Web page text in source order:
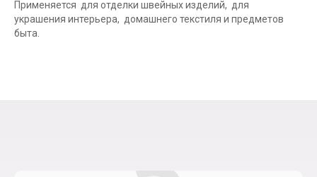
Применяется для отделки швейных изделий, для
украшения интерьера, домашнего текстиля и предметов
быта.